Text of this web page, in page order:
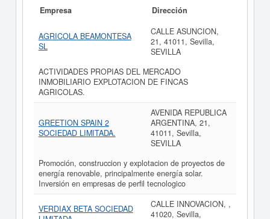
Empresa Dirección
AGRICOLA BEAMONTESA
SL
CALLE ASUNCION,
21, 41011, Sevilla,
SEVILLA
ACTIVIDADES PROPIAS DEL MERCADO
INMOBILIARIO EXPLOTACION DE FINCAS
AGRICOLAS.
GREETION SPAIN 2
SOCIEDAD LIMITADA.
AVENIDA REPUBLICA
ARGENTINA, 21,
41011, Sevilla,
SEVILLA
Promoción, construccion y explotacion de proyectos de
energía renovable, principalmente energía solar.
Inversión en empresas de perfil tecnologico
VERDIAX BETA SOCIEDAD
CALLE INNOVACION, ,
41020, Sevilla,